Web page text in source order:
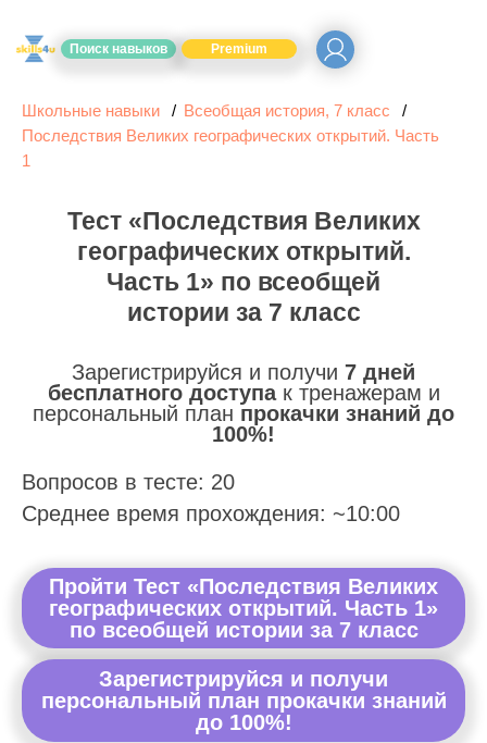
Поиск навыков Premium
Школьные навыки
Всеобщая история, 7 класс
Последствия Великих географических открытий. Часть
1
Тест «Последствия Великих
географических открытий.
Часть 1» по всеобщей
истории за 7 класс
Зарегистрируйся и получи 7 дней
бесплатного доступак тренажерам и
персональный план прокачки знаний до
100%!
Вопросов в тесте: 20
Среднее время прохождения: ~10:00
Пройти Тест «Последствия Великих
географических открытий. Часть 1»
по всеобщей истории за 7 класс
Зарегистрируйся и получи
персональный план прокачки знаний
до 100%!